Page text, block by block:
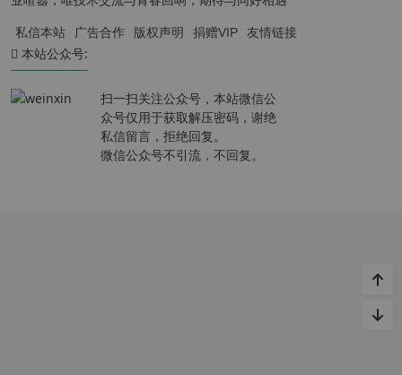
私信本站 广告合作 版权声明 捐赠VIP 友情链接
本站公众号:
扫一扫关注公众号，本站微信公
众号仅用于获取解压密码，谢绝
私信留言，拒绝回复。
微信公众号不引流，不回复。